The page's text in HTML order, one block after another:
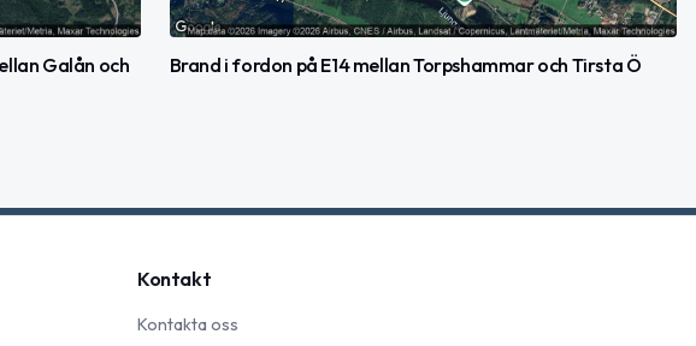
Galån och
Brand i fordon på E14 mellan Torpshammar och Tirsta Ö
Kontakt
Kontakta oss